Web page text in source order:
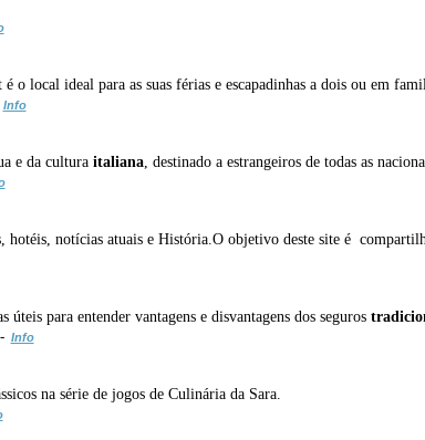
local ideal para as suas férias e escapadinhas a dois ou em
Info
e da cultura italiana, destinado a estrangeiros de todas as
hotéis, notícias atuais e História.O objetivo deste site é
para entender vantagens e disvantagens dos seguros
Info
na série de jogos de Culinária da Sara.